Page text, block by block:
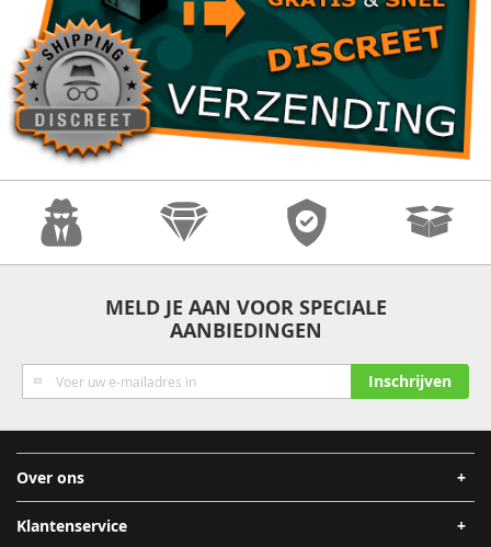
MELD JE AAN VOOR SPECIALE
AANBIEDINGEN
Abonneer
u
nieuwsbrief
Inschrijven
Over ons
Klantenservice